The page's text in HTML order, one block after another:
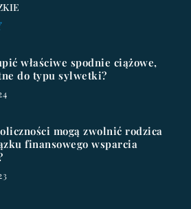
właściwe spodnie ciążowe,
do typu sylwetki?
mogą zwolnić rodzica
finansowego wsparcia